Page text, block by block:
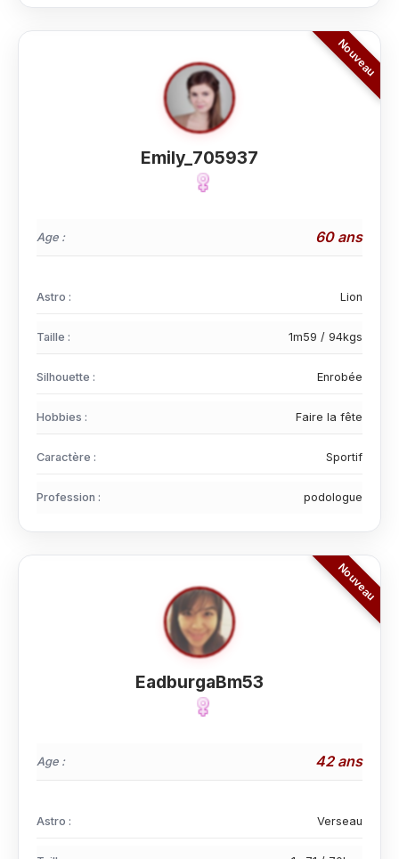
Emily_705937
Age : 60 ans
Astro : Lion
Taille : 1m59 / 94kgs
Silhouette : Enrobée
Hobbies : Faire la fête
Caractère : Sportif
Profession : podologue
EadburgaBm53
Age : 42 ans
Astro : Verseau